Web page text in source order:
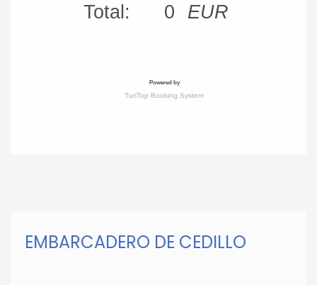
EMBARCADERO DE CEDILLO